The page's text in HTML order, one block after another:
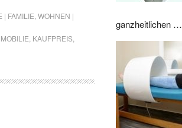
| FAMILIE WOHNEN |
KAUFPREIS
ganzheitlichen …